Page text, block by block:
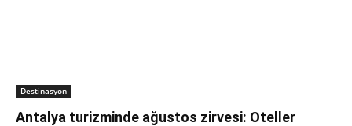
Destinasyon
Antalya turizminde ağustos zirvesi: Oteller